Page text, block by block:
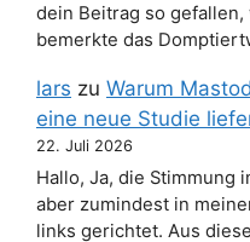
dein Beitrag so
bemerkte das
lars zu Warum
eine neue Studie
22. Juli 2026
Hallo, Ja, die Stimmung
aber zumindest in
links gerichtet. Aus